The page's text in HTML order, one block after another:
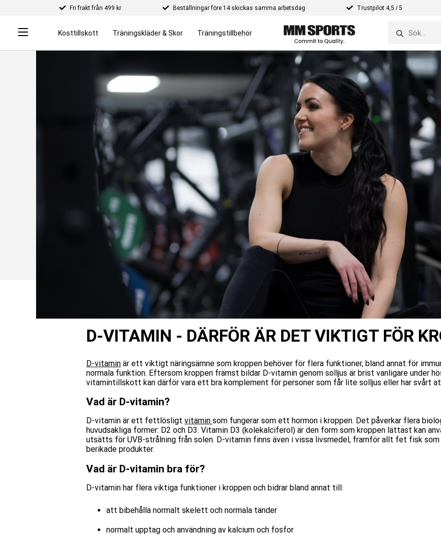
Fri frakt från 499 kr Beställningar före 14 skickas samma arbetsdag Trustpilot 4,5 / 5
Kosttillskott Träningskläder & Skor Träningstillbehör
D-VITAMIN - DÄRFÖR ÄR DET VIKTIGT FÖR
D-vitamin är ett viktigt näringsämne som kroppen behöver för flera funktioner, bland annat för
normala funktion. Eftersom kroppen främst bildar D-vitamin genom solljus är brist vanligare under
vitamintillskott kan därför vara ett bra komplement för personer som får lite solljus eller har svårt
Vad är D-vitamin?
D-vitamin är ett fettlösligt vitamin som fungerar som ett hormon i kroppen. Det påverkar flera
huvudsakliga former: D2 och D3. Vitamin D3 (kolekalciferol) är den form som kroppen lättast kan
utsätts för UVB-strålning från solen. D-vitamin finns även i vissa livsmedel, framför allt fet fisk som
berikade produkter.
Vad är D-vitamin bra för?
D-vitamin har flera viktiga funktioner i kroppen och bidrar bland annat till:
att bibehålla normalt skelett och normala tänder
normalt upptag och användning av kalcium och fosfor